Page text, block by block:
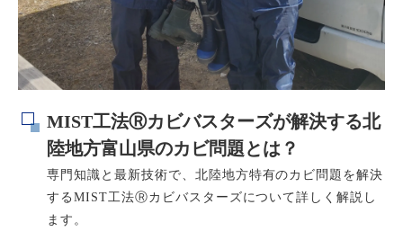
MIST工法Ⓡカビバスターズが解決する北
陸地方富山県のカビ問題とは？
専門知識と最新技術で、北陸地方特有のカビ問題を解決
するMIST工法Ⓡカビバスターズについて詳しく解説し
ます。